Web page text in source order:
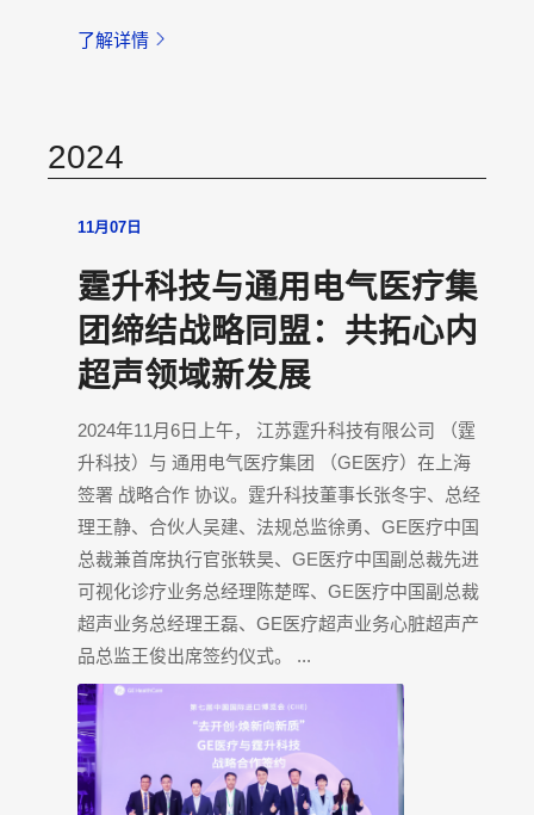
了解详情
2024
11月07日
霆升科技与通用电气医疗集
团缔结战略同盟：共拓心内
超声领域新发展
2024年11月6日上午， 江苏霆升科技有限公司 （霆
升科技）与 通用电气医疗集团 （GE医疗）在上海
签署 战略合作 协议。霆升科技董事长张冬宇、总经
理王静、合伙人吴建、法规总监徐勇、GE医疗中国
总裁兼首席执行官张轶昊、GE医疗中国副总裁先进
可视化诊疗业务总经理陈楚晖、GE医疗中国副总裁
超声业务总经理王磊、GE医疗超声业务心脏超声产
品总监王俊出席签约仪式。 ...